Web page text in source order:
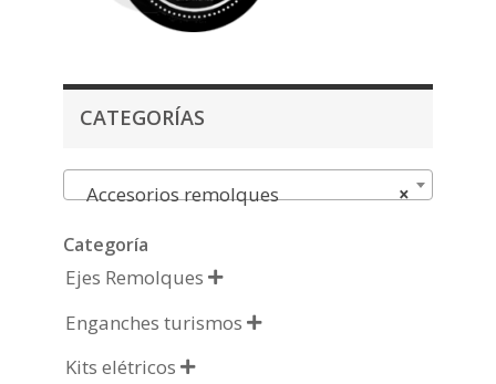
CATEGORÍAS
×
Accesorios remolques
Categoría
Ejes Remolques 
Enganches turismos 
Kits elétricos 